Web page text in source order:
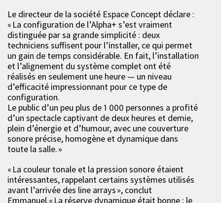
Le directeur de la société Espace Concept déclare :
« La configuration de l’Alpha+ s’est vraiment
distinguée par sa grande simplicité : deux
techniciens suffisent pour l’installer, ce qui permet
un gain de temps considérable. En fait, l’installation
et l’alignement du système complet ont été
réalisés en seulement une heure — un niveau
d’efficacité impressionnant pour ce type de
configuration.
Le public d’un peu plus de 1 000 personnes a profité
d’un spectacle captivant de deux heures et demie,
plein d’énergie et d’humour, avec une couverture
sonore précise, homogène et dynamique dans
toute la salle. »
« La couleur tonale et la pression sonore étaient
intéressantes, rappelant certains systèmes utilisés
avant l’arrivée des line arrays », conclut
Emmanuel.« La réserve dynamique était bonne ; le